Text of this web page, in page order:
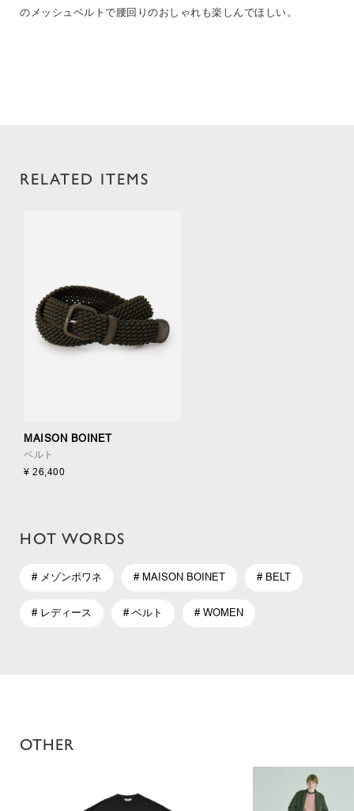
のメッシュベルトで腰回りのおしゃれも楽しんでほしい。
RELATED ITEMS
MAISON BOINET
ベルト
¥ 26,400
HOT WORDS
# メゾンボワネ # MAISON BOINET # BELT
# レディース # ベルト # WOMEN
OTHER